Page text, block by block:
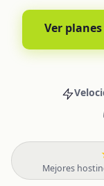
Ver
Mejores